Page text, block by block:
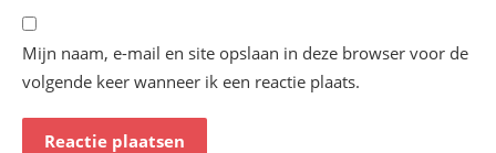
Mijn naam, e-mail en site opslaan in deze browser voor de
volgende keer wanneer ik een reactie plaats.